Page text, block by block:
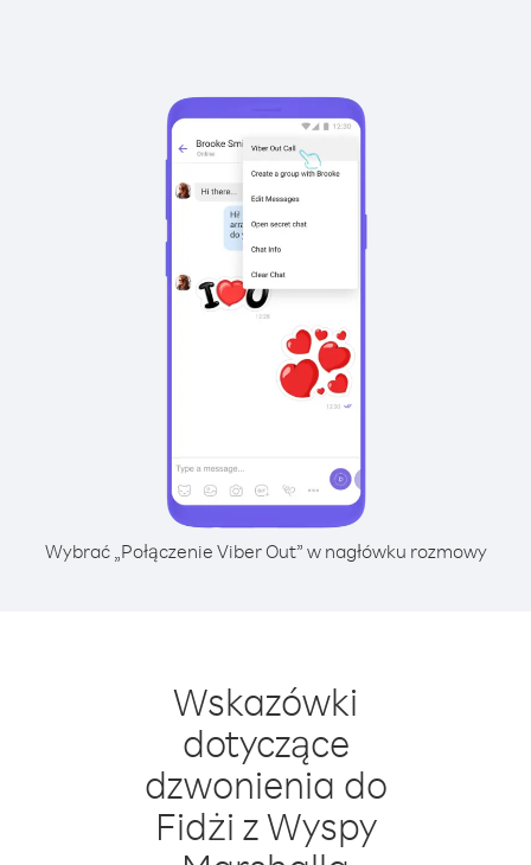
Wybrać „Połączenie Viber Out” w nagłówku rozmowy
Wskazówki
dotyczące
dzwonienia do
Fidżi z Wyspy